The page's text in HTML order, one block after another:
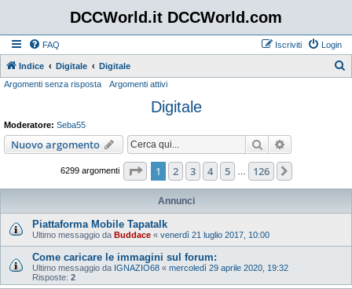
DCCWorld.it DCCWorld.com
FAQ Login
Iscriviti
Indice Digitale Digitale
Argomenti senza risposta Argomenti attivi
Digitale
Moderatore: Seba55
Nuovo argomento Cerca
6299 argomenti Pagina di 126
1 2 3 4 5 126
Annunci
Piattaforma Mobile Tapatalk
Ultimo messaggio da Buddace « venerdì 21 luglio 2017, 10:00
Come caricare le immagini sul forum:
Ultimo messaggio da IGNAZIO68 « mercoledì 29 aprile 2020, 19:32
Risposte: 2